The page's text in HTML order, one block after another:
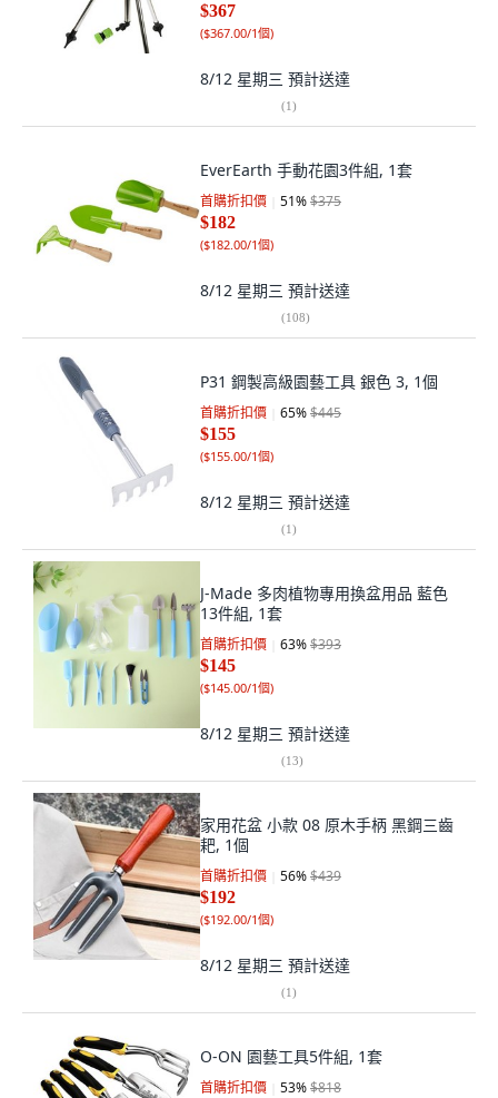
$367
($367.00/1個)
8/12 星期三 預計送達
(1)
EverEarth 手動花園3件組, 1套
首購折扣價 51%$375
$182
($182.00/1個)
8/12 星期三 預計送達
(108)
P31 鋼製高級園藝工具 銀色 3, 1個
首購折扣價 65%$445
$155
($155.00/1個)
8/12 星期三 預計送達
(1)
J-Made 多肉植物專用換盆用品 藍色
13件組, 1套
首購折扣價 63%$393
$145
($145.00/1個)
8/12 星期三 預計送達
(13)
家用花盆 小款 08 原木手柄 黑鋼三齒
耙, 1個
首購折扣價 56%$439
$192
($192.00/1個)
8/12 星期三 預計送達
(1)
O-ON 園藝工具5件組, 1套
首購折扣價 53%$818